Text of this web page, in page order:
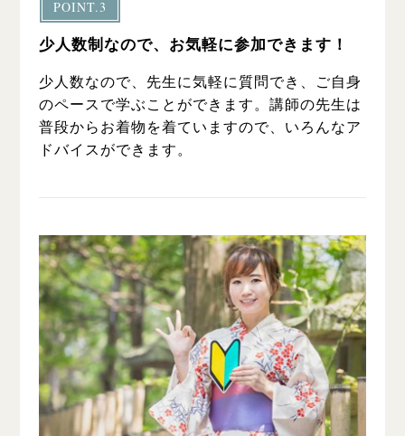
POINT.3
少人数制なので、お気軽に参加できます！
少人数なので、先生に気軽に質問でき、ご自身
のペースで学ぶことができます。講師の先生は
普段からお着物を着ていますので、いろんなア
ドバイスができます。